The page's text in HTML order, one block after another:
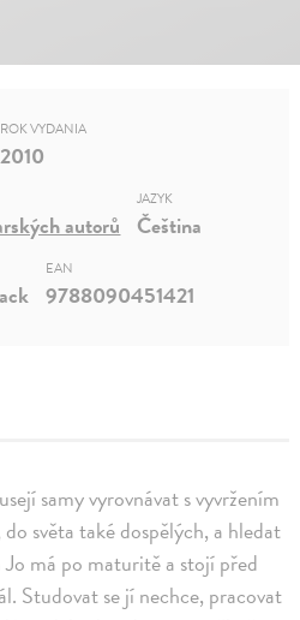
samy vyrovnávat s vyvržením
světa také dospělých, a hledat
má po maturitě a stojí před
Studovat se jí nechce, pracovat
ROK VYDANIA
2010
autorů
JAZYK
Čeština
EAN
9788090451421